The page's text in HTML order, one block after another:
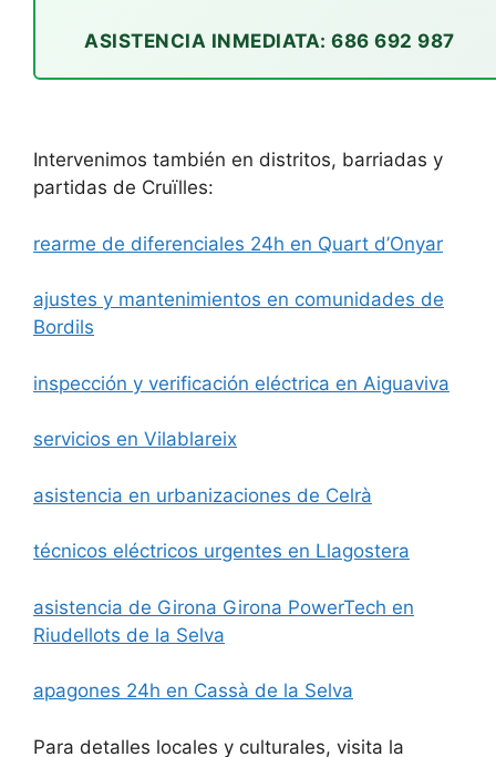
ASISTENCIA INMEDIATA: 686 692 987
Intervenimos también en distritos, barriadas y
partidas de Cruïlles:
rearme de diferenciales 24h en Quart d’Onyar
ajustes y mantenimientos en comunidades de
Bordils
inspección y verificación eléctrica en Aiguaviva
servicios en Vilablareix
asistencia en urbanizaciones de Celrà
técnicos eléctricos urgentes en Llagostera
asistencia de Girona Girona PowerTech en
Riudellots de la Selva
apagones 24h en Cassà de la Selva
Para detalles locales y culturales, visita la